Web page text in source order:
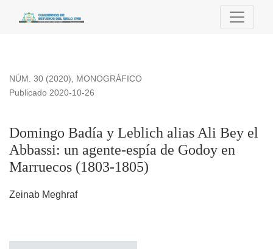
Domingo Badía y Leblich alias Ali Bey el Abbassi: un
NÚM. 30 (2020), MONOGRÁFICO
Domingo Badía y Leblich alias Ali Bey el
Abbassi: un agente-espía de Godoy en
Marruecos (1803-1805)
Publicado 2020-10-26
Zeinab Meghraf